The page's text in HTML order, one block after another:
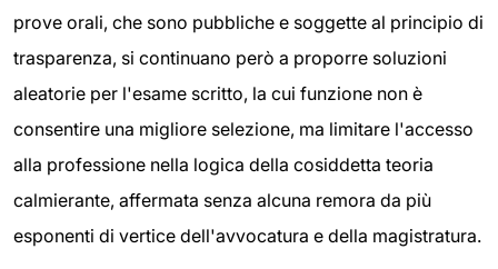
prove orali, che sono pubbliche e soggette al principio di
trasparenza, si continuano però a proporre soluzioni
aleatorie per l'esame scritto, la cui funzione non è
consentire una migliore selezione, ma limitare l'accesso
alla professione nella logica della cosiddetta teoria
calmierante, affermata senza alcuna remora da più
esponenti di vertice dell'avvocatura e della magistratura.